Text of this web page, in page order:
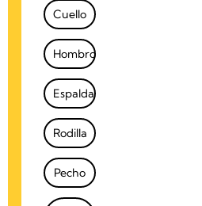
Cuello
Hombro
Espalda
Rodilla
Pecho